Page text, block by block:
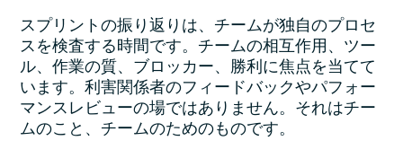
スプリントの振り返りは、チームが独自のプロセ
スを検査する時間です。チームの相互作用、ツー
ル、作業の質、ブロッカー、勝利に焦点を当てて
います。利害関係者のフィードバックやパフォー
マンスレビューの場ではありません。それはチー
ムのこと、チームのためのものです。